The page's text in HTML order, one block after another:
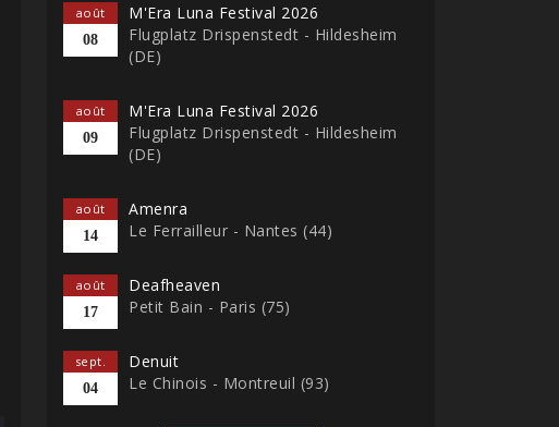
août
08
M'Era Luna Festival 2026
Flugplatz Drispenstedt - Hildesheim
(DE)
août
09
M'Era Luna Festival 2026
Flugplatz Drispenstedt - Hildesheim
(DE)
août
14
Amenra
Le Ferrailleur - Nantes (44)
août
17
Deafheaven
Petit Bain - Paris (75)
sept.
04
Denuit
Le Chinois - Montreuil (93)